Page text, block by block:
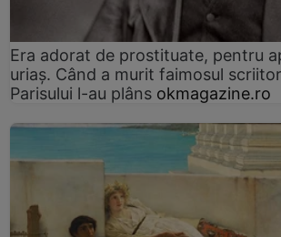
Era adorat de prostituate, pentru
uriaș. Când a murit faimosul
Parisului l-au plâns okmagazine.ro